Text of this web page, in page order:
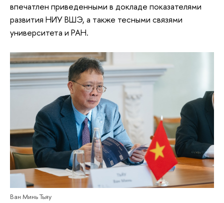
впечатлен приведенными в докладе показателями
развития НИУ ВШЭ, а также тесными связями
университета и РАН.
Ван Минь Тьяу